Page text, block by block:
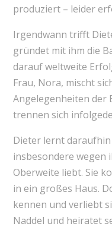
produziert – leider
Irgendwann trifft
gründet mit ihm die
darauf weltweite
Frau, Nora, mischt
Angelegenheiten der
trennen sich
Dieter lernt
insbesondere wegen
Oberweite liebt. Sie
in ein großes Haus.
kennen und verliebt
Naddel und heiratet